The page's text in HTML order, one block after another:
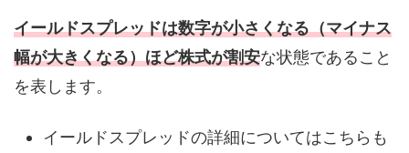
イールドスプレッドは数字が小さくなる（マイナス
幅が大きくなる）ほど株式が割安な状態であること
を表します。
イールドスプレッドの詳細についてはこちらも